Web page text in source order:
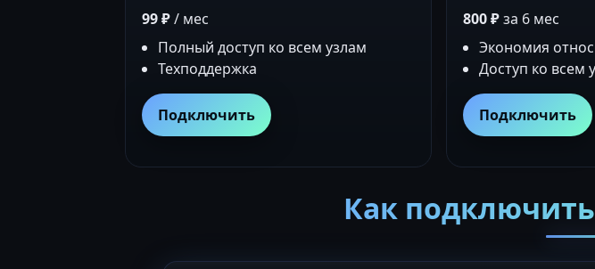
99 ₽/ мес
Полный доступ ко всем узлам
Техподдержка
Подключить
800 ₽за 6 мес
Экономия
Доступ ко всем
Подключить
Как